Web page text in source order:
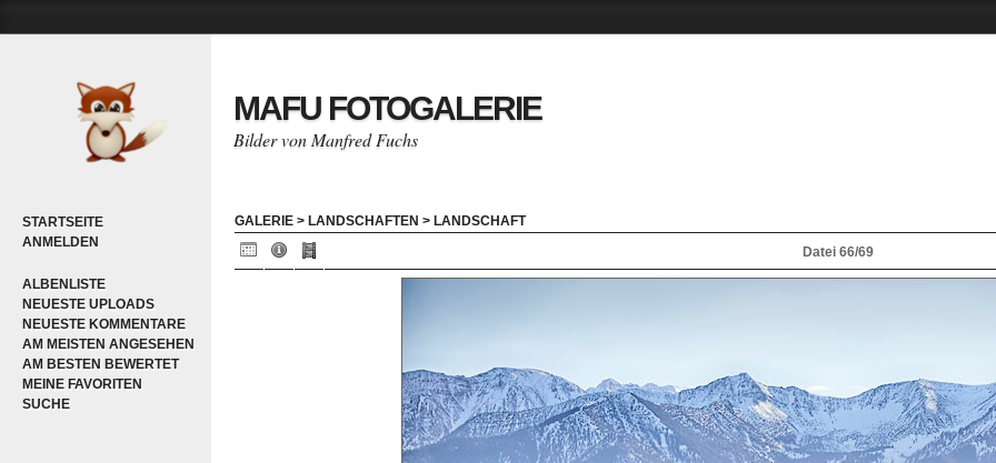
STARTSEITE
ANMELDEN
ALBENLISTE
NEUESTE UPLOADS
NEUESTE KOMMENTARE
AM MEISTEN ANGESEHEN
AM BESTEN BEWERTET
MEINE FAVORITEN
SUCHE
MAFU FOTOGALERIE
Bilder von Manfred Fuchs
GALERIE > LANDSCHAFTEN > LANDSCHAFT
Datei 66/69